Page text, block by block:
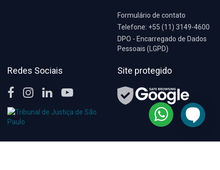
Formulário de contato
Telefone: +55 (11) 3149-4600
DPO - Encarregado de Dados
Pessoais (LGPD)
Redes Sociais Site protegido